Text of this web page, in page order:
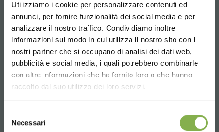
Utilizziamo i cookie per personalizzare contenuti ed
annunci, per fornire funzionalità dei social media e per
analizzare il nostro traffico. Condividiamo inoltre
informazioni sul modo in cui utilizza il nostro sito con i
nostri partner che si occupano di analisi dei dati web,
pubblicità e social media, i quali potrebbero combinarle
con altre informazioni che ha fornito loro o che hanno
raccolto dal suo utilizzo dei loro servizi.
delNecessari
Choose the country you are in and your
language for a better browsing experience
Email
Anfrage Informationen
info@orlandelli.it
TAUCHE EIN IN UNSERE
WELT!
Ein kleines Geschenk für dich...
5 % Rabattauf deine erste Bestellung *
2 % Rabatt immerauf tutti deine
zukünftigen Einkäufe *
ab einem Bestellwert
von 15.000 €